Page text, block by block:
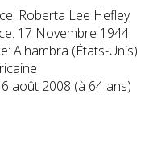
Roberta Lee Hefley
17 Novembre 1944
Alhambra (États-Unis)
août 2008 (à 64 ans)